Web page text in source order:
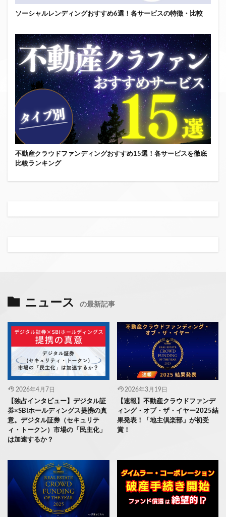
ソーシャルレンディングおすすめ6選！各サービスの特徴・比較
不動産クラウドファンディングおすすめ15選！各サービスを徹底
比較ランキング
ニュース の最新記事
2026年4月7日
【独占インタビュー】デジタル証
券×SBIホールディングス提携の真
意。デジタル証券（セキュリテ
ィ・トークン）市場の「民主化」
は加速するか？
2026年3月19日
【速報】不動産クラウドファンデ
ィング・オブ・ザ・イヤー2025結
果発表！「地主倶楽部」が初受
賞！